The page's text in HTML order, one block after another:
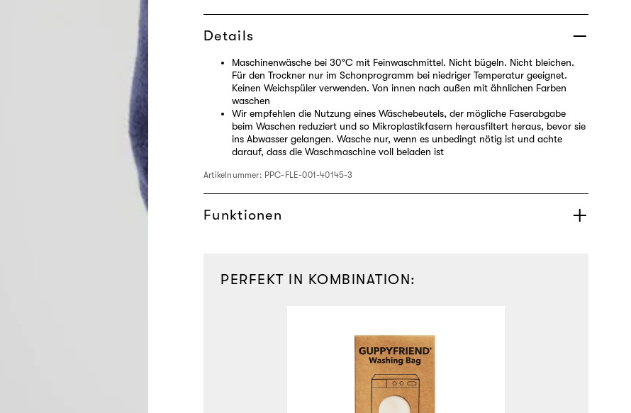
Details
Maschinenwäsche bei 30°C mit Feinwaschmittel. Nicht bügeln. Nicht bleichen.
Für den Trockner nur im Schonprogramm bei niedriger Temperatur geeignet.
Keinen Weichspüler verwenden. Von innen nach außen mit ähnlichen Farben
waschen
Wir empfehlen die Nutzung eines Wäschebeutels, der mögliche Faserabgabe
beim Waschen reduziert und so Mikroplastikfasern herausfiltert heraus, bevor sie
ins Abwasser gelangen. Wasche nur, wenn es unbedingt nötig ist und achte
darauf, dass die Waschmaschine voll beladen ist
Artikelnummer: PPC-FLE-001-40145-3
Funktionen
PERFEKT IN KOMBINATION: